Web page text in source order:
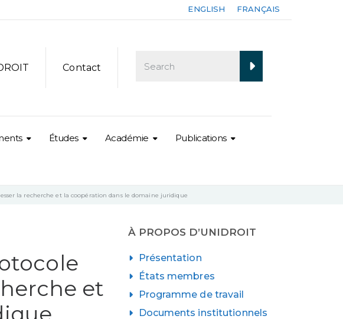
ENGLISH FRANÇAIS
Contact
Études Académie Publications
la recherche et la coopération dans le domaine juridique
et
À PROPOS D’UNIDROIT
Présentation
États membres
Programme de travail
Documents institutionnels